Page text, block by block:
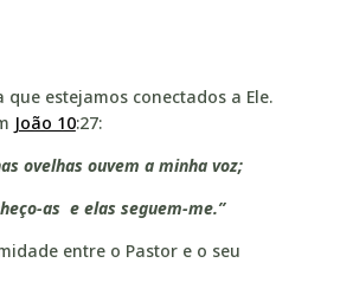
que estejamos conectados a Ele.
João 10:27:
ovelhas ouvem a minha voz;
as e elas seguem-me.”
entre o Pastor e o seu